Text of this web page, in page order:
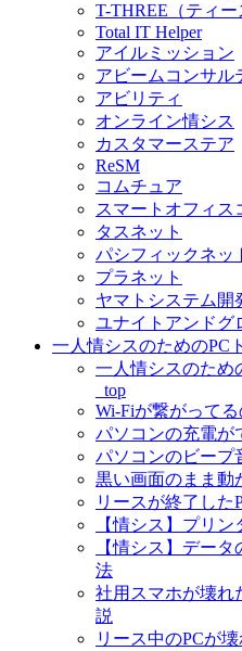
T-THREE（ティー
Total IT Helper
アイルミッション
アビームコンサル
アビリティ
オンライン情シス
カスタマーステア
ReSM
コムチュア
スマートオフィス
タスネット
パシフィックネッ
プラネット
ヤマトシステム開
ユナイトアンドグ
一人情シスのためのPC
一人情シスのため
_top
Wi-Fiが繋がって
パソコンの充電が
パソコンのビープ
黒い画面のまま動
リースが終了した
【情シス】プリ
【情シス】デー
法
社用スマホが壊れ
説
リース中のPCが